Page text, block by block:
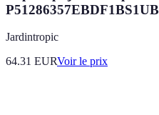
Jardintropic
64.31 EURVoir le prix